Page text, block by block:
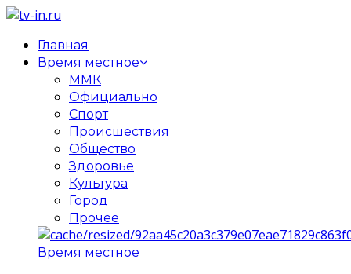
Главная
Время местное
ММК
Официально
Спорт
Происшествия
Общество
Здоровье
Культура
Город
Прочее
Время местное